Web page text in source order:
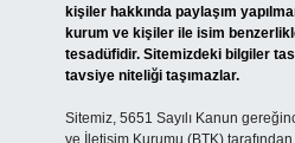
kişiler hakkında paylaşım
kurum ve kişiler ile isim
tesadüfidir. Sitemizdeki bilgiler
tavsiye niteliği taşımazlar.
Sitemiz, 5651 Sayılı Kanun
ve İletişim Kurumu (BTK)